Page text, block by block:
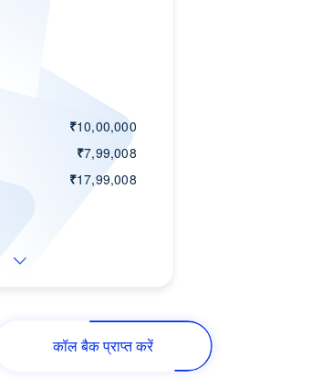
₹10,00,000
₹7,99,008
₹17,99,008
कॉल बैक प्राप्त करें